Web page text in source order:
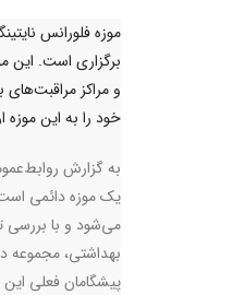
موزه فلورانس
برگزاری است. این
و مراکز مراقبت‌های
خود را به این موزه
به گزارش
می‌شود و با بررسی
بهداشتی، مجموعه
پیشگامان فعلی این